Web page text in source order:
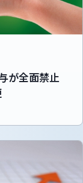
が全面禁止